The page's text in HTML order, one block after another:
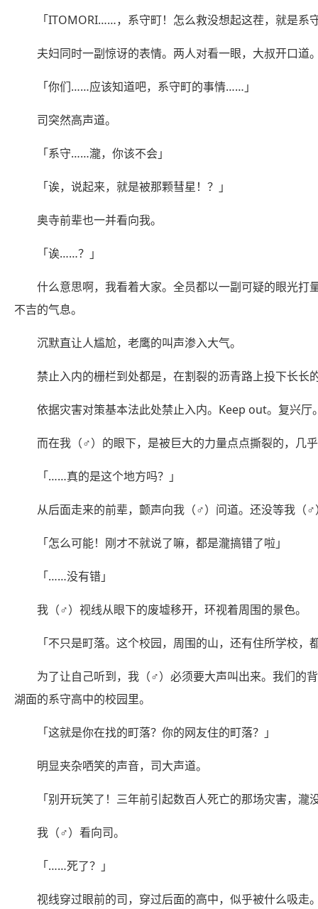
「ITOMORI……，系守町！怎么救没想起这茬，就是系
夫妇同时一副惊讶的表情。两人对看一眼，大叔开口道
「你们……应该知道吧，系守町的事情……」
司突然高声道。
「系守……瀧，你该不会」
「诶，说起来，就是被那颗彗星！？」
奥寺前辈也一并看向我。
「诶……？」
什么意思啊，我看着大家。全员都以一副可疑的眼光
不吉的气息。
沉默直让人尴尬，老鹰的叫声渗入大气。
禁止入内的栅栏到处都是，在割裂的沥青路上投下长长
依据灾害对策基本法此处禁止入内。Keep out。复兴
而在我（♂）的眼下，是被巨大的力量点点撕裂的，几
「……真的是这个地方吗？」
从后面走来的前辈，颤声向我（♂）问道。还没等我（
「怎么可能！刚才不就说了嘛，都是瀧搞错了啦」
「……没有错」
我（♂）视线从眼下的废墟移开，环视着周围的景色。
「不只是町落。这个校园，周围的山，还有住所学校，
为了让自己听到，我（♂）必须要大声叫出来。我们的
湖面的系守高中的校园里。
「这就是你在找的町落？你的网友住的町落？」
明显夹杂哂笑的声音，司大声道。
「别开玩笑了！三年前引起数百人死亡的那场灾害，瀧
我（♂）看向司。
「……死了？」
视线穿过眼前的司，穿过后面的高中，似乎被什么吸